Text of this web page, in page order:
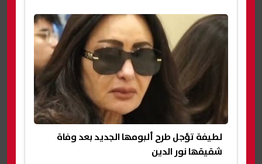
لطيفة تؤجل طرح ألبومها الجديد بعد وفاة
شقيقها نور الدين